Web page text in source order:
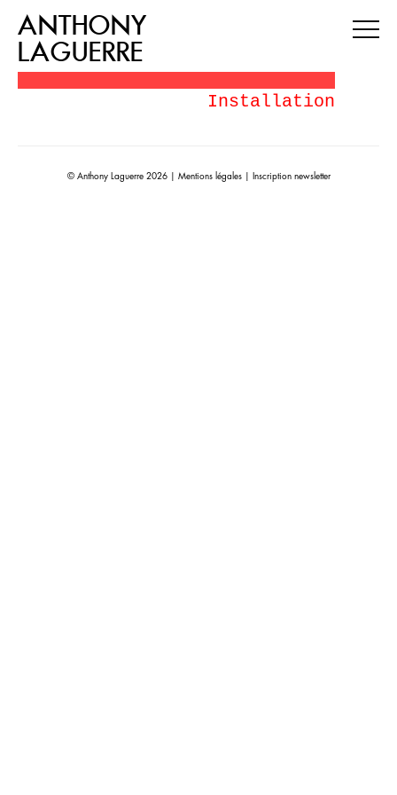
ANTHONY
LAGUERRE
Installation
© Anthony Laguerre 2026 | Mentions légales| Inscription newsletter